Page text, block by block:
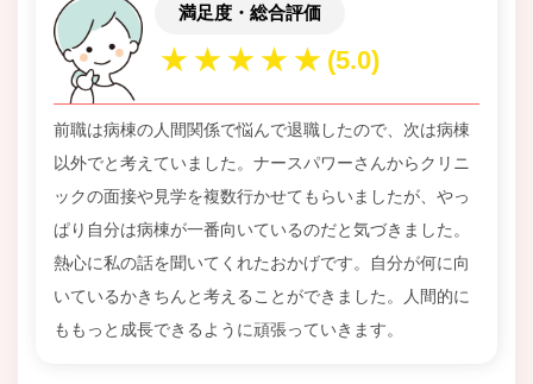
満足度・総合評価
前職は病棟の人間関係で悩んで退職したので、次は病棟
以外でと考えていました。ナースパワーさんからクリニ
ックの面接や見学を複数行かせてもらいましたが、やっ
ぱり自分は病棟が一番向いているのだと気づきました。
熱心に私の話を聞いてくれたおかげです。自分が何に向
いているかきちんと考えることができました。人間的に
ももっと成長できるように頑張っていきます。